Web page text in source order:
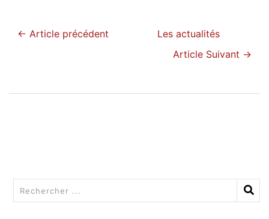
← Article précédent
Les actualités
Article Suivant →